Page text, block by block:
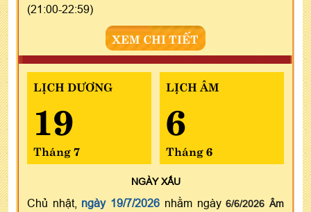
(21:00-22:59)
XEM CHI TIẾT
LỊCH DƯƠNG
19
Tháng 7
LỊCH ÂM
6
Tháng 6
NGÀYXẤU
Chủ nhật, ngày 19/7/2026 nhằm ngày6/6/2026 Âm